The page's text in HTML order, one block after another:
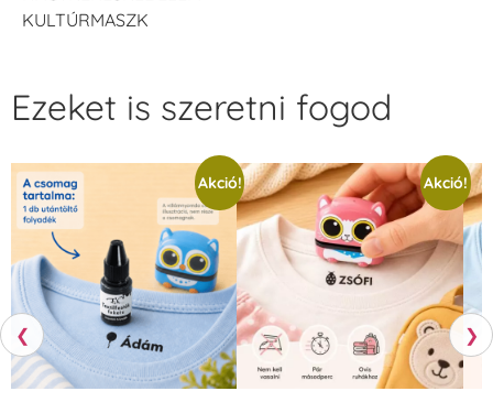
KULTÚRMASZK
❮
Ezeket is szeretni fogod
Akció! Akció!
❯